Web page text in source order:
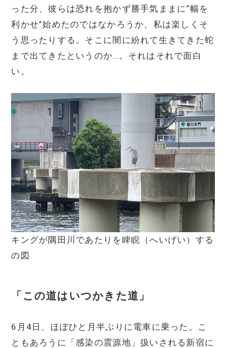
った分、彼らは恐れを抱かず勝手気ままに“幅を
利かせ”始めたのではなかろうか、私は楽しくそ
う思ったりする。そこに闇に紛れて生きてきた蛇
まで出てきたというのか…。それはそれで面白
い。
キングが隅田川であたりを睥睨（へいげい）する
の図
「この道はいつかきた道」
6月4日、ほぼひと月半ぶりに電車に乗った。こ
ともあろうに「感染の震源地」扱いされる新宿に